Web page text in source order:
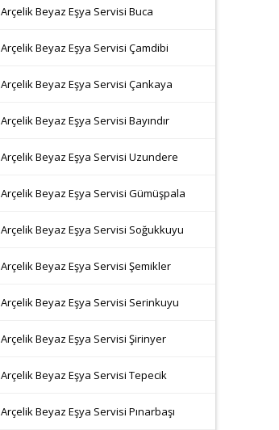
Arçelik Beyaz Eşya Servisi Buca
Arçelik Beyaz Eşya Servisi Çamdibi
Arçelik Beyaz Eşya Servisi Çankaya
Arçelik Beyaz Eşya Servisi Bayındır
Arçelik Beyaz Eşya Servisi Uzundere
Arçelik Beyaz Eşya Servisi Gümüşpala
Arçelik Beyaz Eşya Servisi Soğukkuyu
Arçelik Beyaz Eşya Servisi Şemikler
Arçelik Beyaz Eşya Servisi Serinkuyu
Arçelik Beyaz Eşya Servisi Şirinyer
Arçelik Beyaz Eşya Servisi Tepecik
Arçelik Beyaz Eşya Servisi Pınarbaşı